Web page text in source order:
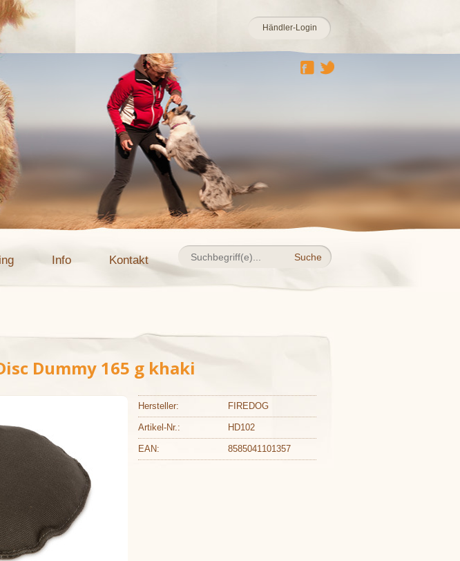
Händler-Login
Info Kontakt
Dummy 165 g khaki
Hersteller: FIREDOG
Artikel-Nr.: HD102
EAN: 8585041101357